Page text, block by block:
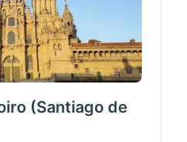
(Santiago de